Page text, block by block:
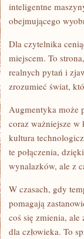
inteligentne
obejmującego
Dla czytelnika
miejscem. To
realnych pytań i
zrozumieć świat,
Augmentyka może
coraz ważniejsze
kultura
te połączenia,
wynalazków, ale z
W czasach, gdy
pomagają
coś się zmienia, ale
dla człowieka. To